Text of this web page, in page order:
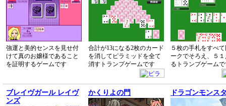
強運と美的センスを見せ付
けて真のお嬢様であること
を証明するゲームです
合計が13になる2枚のカード
を消してピラミッドを全て
消すトランプゲームです
５枚の手札をすべ
ークでそろえ、５
るトランプゲーム
ブレイヴガール レイヴ
ンズ
かくりよの門 ドラゴンモンス